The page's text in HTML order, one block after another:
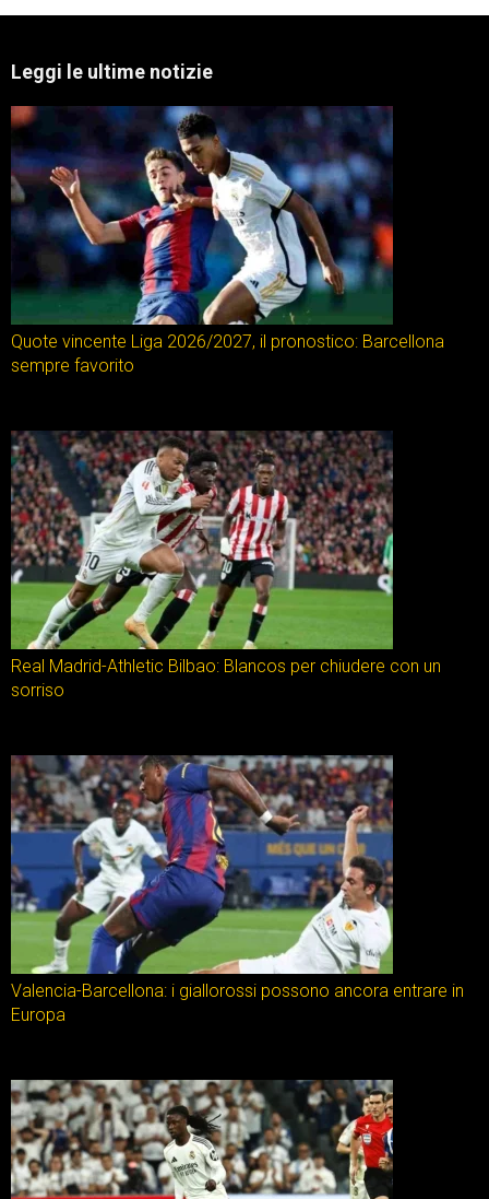
Leggi le ultime notizie
Quote vincente Liga 2026/2027, il pronostico: Barcellona
sempre favorito
Real Madrid-Athletic Bilbao: Blancos per chiudere con un
sorriso
Valencia-Barcellona: i giallorossi possono ancora entrare in
Europa